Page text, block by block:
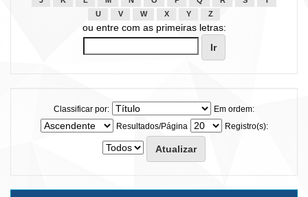
U
V W X Y Z
ou entre com as primeiras letras:
Classificar por:
Em ordem:
Resultados/Página
Registro(s):